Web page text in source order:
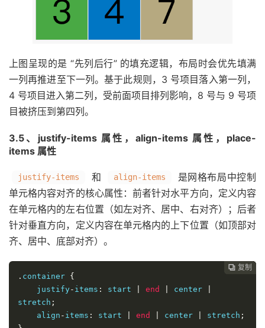
上图呈现的是 “先列后行” 的填充逻辑，布局时会优先填满
一列再推进至下一列。基于此规则，3 号项目落入第一列，
4 号项目进入第二列，受前面项目排列影响，8 号与 9 号项
目被挤压到第四列。
3.5、justify-items 属性，align-items 属性，place-
items 属性
justify-items 和 align-items
是网格布局中控制
单元格内容对齐的核心属性：前者针对水平方向，定义内容
在单元格内的左右位置（如左对齐、居中、右对齐）；后者
针对垂直方向，定义内容在单元格内的上下位置（如顶部对
齐、居中、底部对齐）。
 复制
 复制
 复制
 复制
 复制
 复制
 复制
 复制
 复制
 复制
 复制
 复制
 复制
 复制
 复制
 复制
 复制
 复制
 复制
 复制
 复制
 复制
 复制
. container {
    justify
- items : start end center
stretch ;
align - items : start end center stretch ;